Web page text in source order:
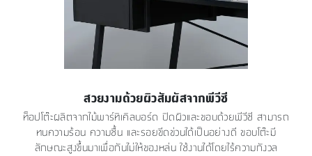
สวยงามด้วยผิวสัมผัสจากพีวีซี
ท็อปโต๊ะผลิตจากไม้พาร์ทิเคิลบอร์ด ปิดผิวและขอบด้วยพีวีซี สามารถ
ทนความร้อน ความชื้น และรอยขีดข่วนได้เป็นอย่างดี ขอบโต๊ะมี
ลักษณะสูงขึ้นมาเพื่อกันไม่ให้ของหล่น ใช้งานได้โดยไร้ความกังวล